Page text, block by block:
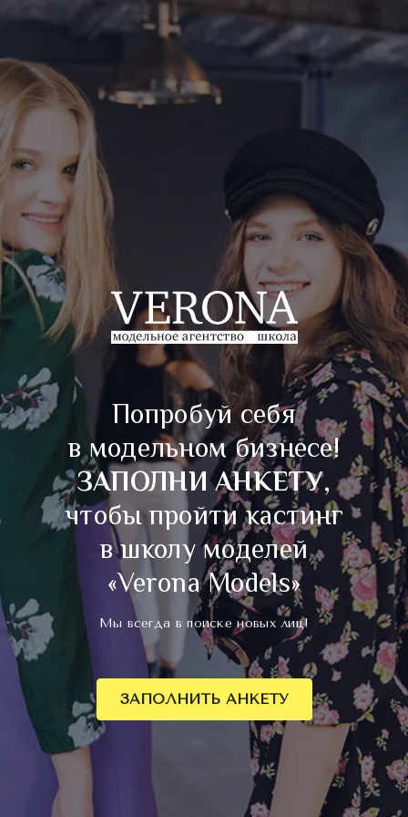
Попробуй себя
в модельном бизнесе!
ЗАПОЛНИ АНКЕТУ,
чтобы пройти кастинг
в школу моделей
«Verona Models»
Мы всегда в поиске новых лиц!
ЗАПОЛНИТЬ АНКЕТУ